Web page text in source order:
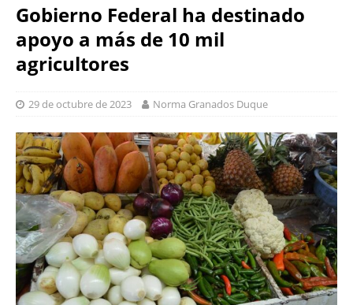
Gobierno Federal ha destinado
apoyo a más de 10 mil
agricultores
29 de octubre de 2023 Norma Granados Duque